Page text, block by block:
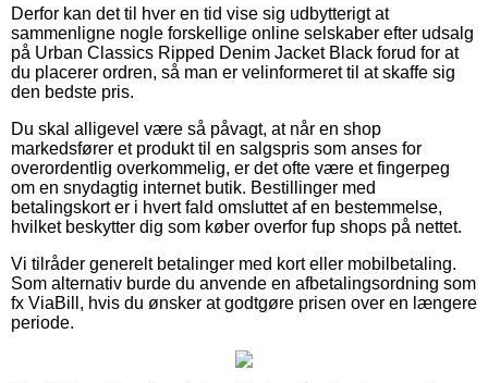
Derfor kan det til hver en tid vise sig udbytterigt at
sammenligne nogle forskellige online selskaber efter udsalg
på Urban Classics Ripped Denim Jacket Black forud for at
du placerer ordren, så man er velinformeret til at skaffe sig
den bedste pris.
Du skal alligevel være så påvagt, at når en shop
markedsfører et produkt til en salgspris som anses for
overordentlig overkommelig, er det ofte være et fingerpeg
om en snydagtig internet butik. Bestillinger med
betalingskort er i hvert fald omsluttet af en bestemmelse,
hvilket beskytter dig som køber overfor fup shops på nettet.
Vi tilråder generelt betalinger med kort eller mobilbetaling.
Som alternativ burde du anvende en afbetalingsordning som
fx ViaBill, hvis du ønsker at godtgøre prisen over en længere
periode.